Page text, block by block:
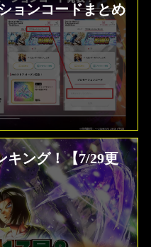
ションコードまとめ